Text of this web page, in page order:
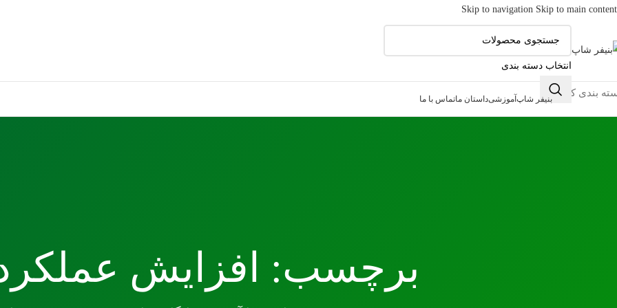
Skip to navigation Skip to main content
انتخاب دسته بندی
بندی کالاها
بنیفر شاپ آموزشیداستان ماتماس با ما
برچسب: افزایش عملکرد